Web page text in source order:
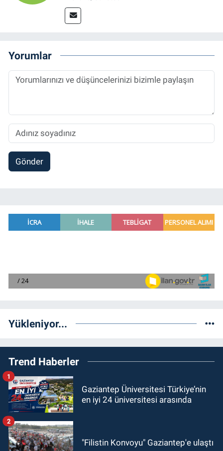
Yorumlar
Gönder
Yükleniyor...
Trend Haberler
Gaziantep Üniversitesi Türkiye’nin
en iyi 24 üniversitesi arasında
1
"Filistin Konvoyu" Gaziantep'e ulaştı
2